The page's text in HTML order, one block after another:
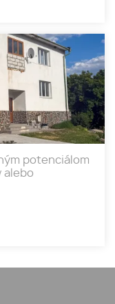
potenciálom
alebo